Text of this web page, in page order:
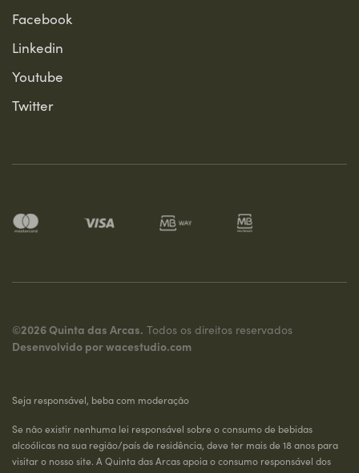
Facebook
Linkedin
Youtube
Twitter
©2026 Quinta das Arcas. Todos os direitos reservados
Desenvolvido porwacestudio.com
Seja responsável, beba com moderação
Se não existir nenhuma lei responsável sobre o consumo de bebidas
alcoólicas na sua região/país de residência, deve ter mais de 18 anos para
visitar o nosso site. A Quinta das Arcas apoia o consumo responsável dos